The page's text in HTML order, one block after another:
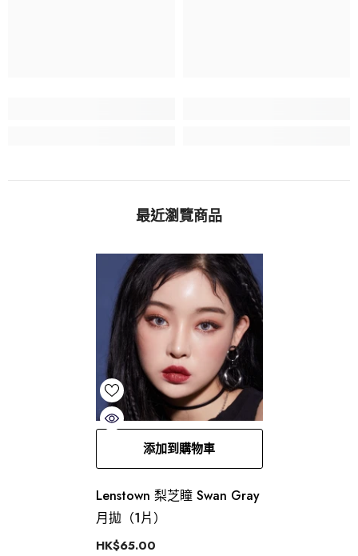
最近瀏覽商品
添加到購物車
Lenstown 梨芝瞳 Swan Gray
月拋（1片）
HK$65.00